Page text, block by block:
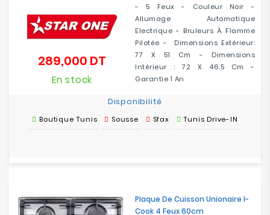
- 5 Feux - Couleur Noir -
Allumage Automatique
Electrique - Bruleurs À Flamme
Pilotée - Dimensions Extérieur:
77 X 51 Cm - Dimensions
Intérieur : 72 X 46.5 Cm -
Garantie 1 An
289,000 DT
En stock
Disponibilité
Boutique Tunis Sousse Sfax Tunis Drive-IN
Plaque De Cuisson Unionaire I-
Cook 4 Feux 60cm